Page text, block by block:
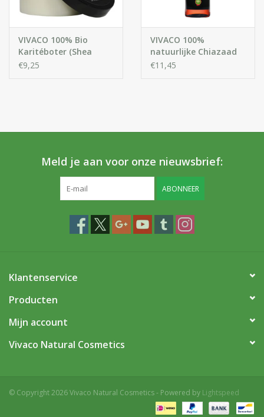
VIVACO 100% Bio
Karitéboter (Shea
Butter) voor Gezicht &
€9,25
VIVACO 100%
natuurlijke Chiazaad
Olie
€11,45
Meld je aan voor onze nieuwsbrief:
ABONNEER
Klantenservice
Producten
Mijn account
Vivaco Natural Cosmetics
© Copyright 2026 Vivaco Natural Cosmetics - Powered by Lightspeed